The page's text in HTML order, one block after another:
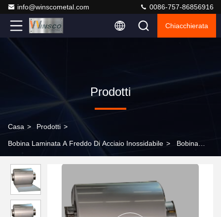
info@winscometal.com 0086-757-86856916
Chiacchierata
Prodotti
Casa > Prodotti >
Bobina Laminata A Freddo Di Acciaio Inossidabile > Bobina
inossidabile